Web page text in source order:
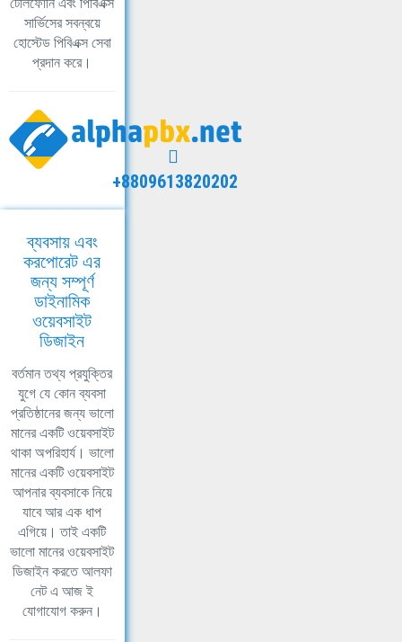
সার্ভিসের সবন্বয়ে
হোস্টেড পিবিএক্স সেবা
প্রদান করে।
+8809613820202
ব্যবসায় এবং
করপোরেট এর
জন্য সম্পূর্ণ
ডাইনামিক
ওয়েবসাইট
ডিজাইন
বর্তমান তথ্য প্রযুক্তির
যুগে যে কোন ব্যবসা
প্রতিষ্ঠানের জন্য ভালো
মানের একটি ওয়েবসাইট
থাকা অপরিহার্য। ভালো
মানের একটি ওয়েবসাইট
আপনার ব্যবসাকে নিয়ে
যাবে আর এক ধাপ
এগিয়ে। তাই একটি
ভালো মানের ওয়েবসাইট
ডিজাইন করতে আলফা
নেট এ আজ ই
যোগাযোগ করুন।